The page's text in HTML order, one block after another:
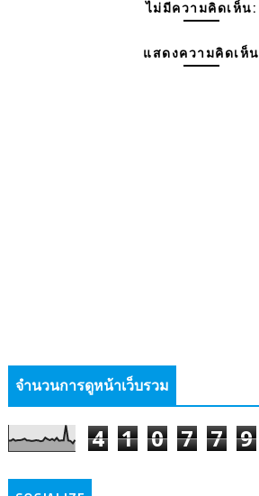
ไม่มีความคิดเห็น:
แสดงความคิดเห็น
จำนวนการดูหน้าเว็บรวม
4 1 0 7 7 9